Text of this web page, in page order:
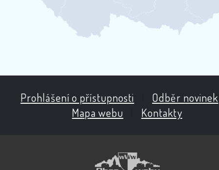
Prohlášení o přístupnosti Odběr novinek
Mapa webu
Kontakty